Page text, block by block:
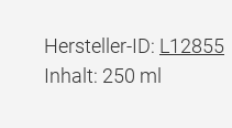
Hersteller-ID: L12855
Inhalt: 250 ml